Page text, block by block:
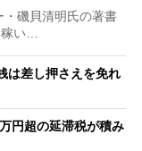
磯貝清明氏の著書
い…
は差し押さえを免れ
円超の延滞税が積み